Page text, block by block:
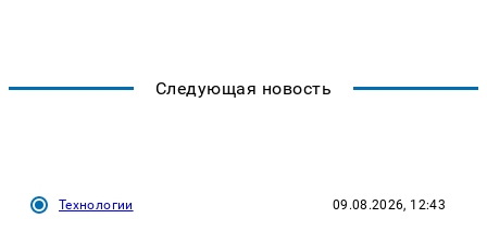
Следующая новость
Технологии 09.08.2026, 12:43